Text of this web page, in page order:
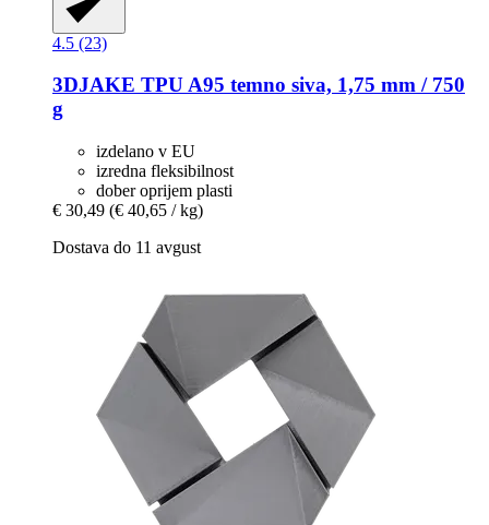
4.5 (23)
3DJAKE TPU A95 temno siva, 1,75 mm / 750
g
izdelano v EU
izredna fleksibilnost
dober oprijem plasti
€ 30,49 (€ 40,65 / kg)
Dostava do 11 avgust